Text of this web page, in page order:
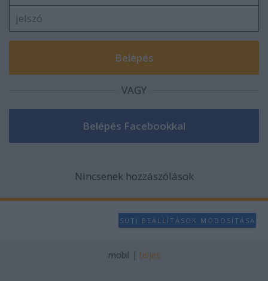
VAGY
Nincsenek hozzászólások
SÜTI BEÁLLÍTÁSOK MÓDOSÍTÁSA
mobil | teljes